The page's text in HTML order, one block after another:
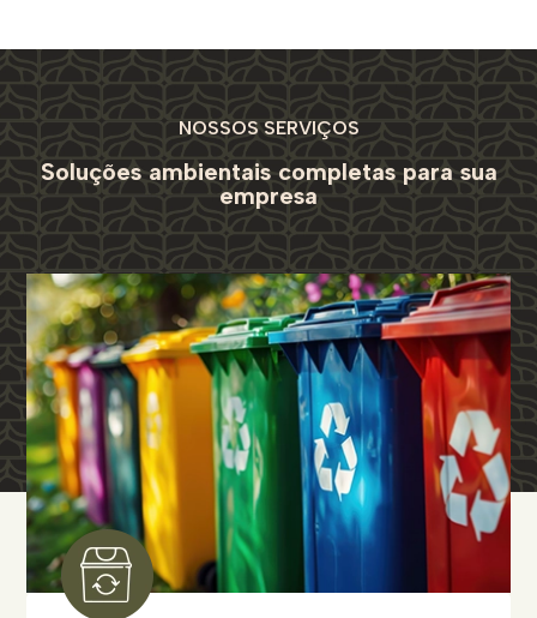
NOSSOS SERVIÇOS
Soluções ambientais completaspara sua
empresa